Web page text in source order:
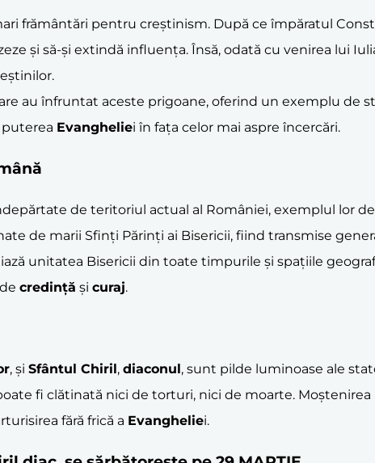
frământări pentru creștinism. După ce împăratul
și să-și extindă influența. Însă, odată cu venirea lui
au înfruntat aceste prigoane, oferind un exemplu de
Evangheliei în fața celor mai aspre încercări.
de teritoriul actual al României, exemplul lor de
de marii Sfinți Părinți ai Bisericii, fiind transmise
unitatea Bisericii din toate timpurile și spațiile
credință și curaj.
, și Sfântul Chiril, diaconul, sunt pilde luminoase ale
fi clătinată nici de torturi, nici de moarte.
fără frică a Evangheliei.